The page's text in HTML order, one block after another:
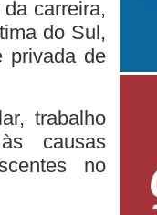
carreira,
do Sul,
privada de
trabalho
causas
no